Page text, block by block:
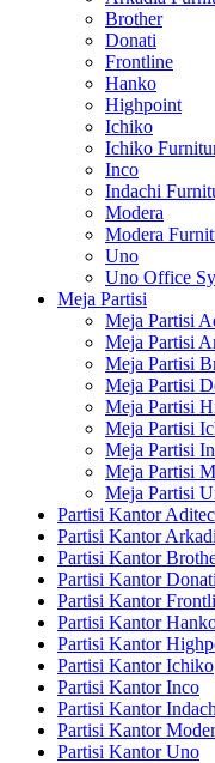
Brother
Donati
Frontline
Hanko
Highpoint
Ichiko
Ichiko
Inco
Indachi
Modera
Modera
Uno
Uno Office
Meja Partisi
Meja Partisi
Meja Partisi
Meja Partisi
Meja Partisi
Meja Partisi
Meja Partisi
Meja Partisi
Meja Partisi
Meja Partisi
Partisi Kantor
Partisi Kantor
Partisi Kantor
Partisi Kantor Donati
Partisi Kantor
Partisi Kantor
Partisi Kantor
Partisi Kantor Ichiko
Partisi Kantor Inco
Partisi Kantor
Partisi Kantor
Partisi Kantor Uno